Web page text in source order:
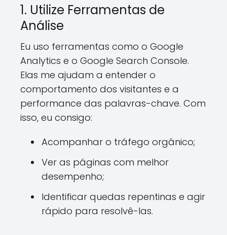
1. Utilize Ferramentas de
Análise
Eu uso ferramentas como o Google
Analytics e o Google Search Console.
Elas me ajudam a entender o
comportamento dos visitantes e a
performance das palavras-chave. Com
isso, eu consigo:
Acompanhar o tráfego orgânico;
Ver as páginas com melhor
desempenho;
Identificar quedas repentinas e agir
rápido para resolvê-las.